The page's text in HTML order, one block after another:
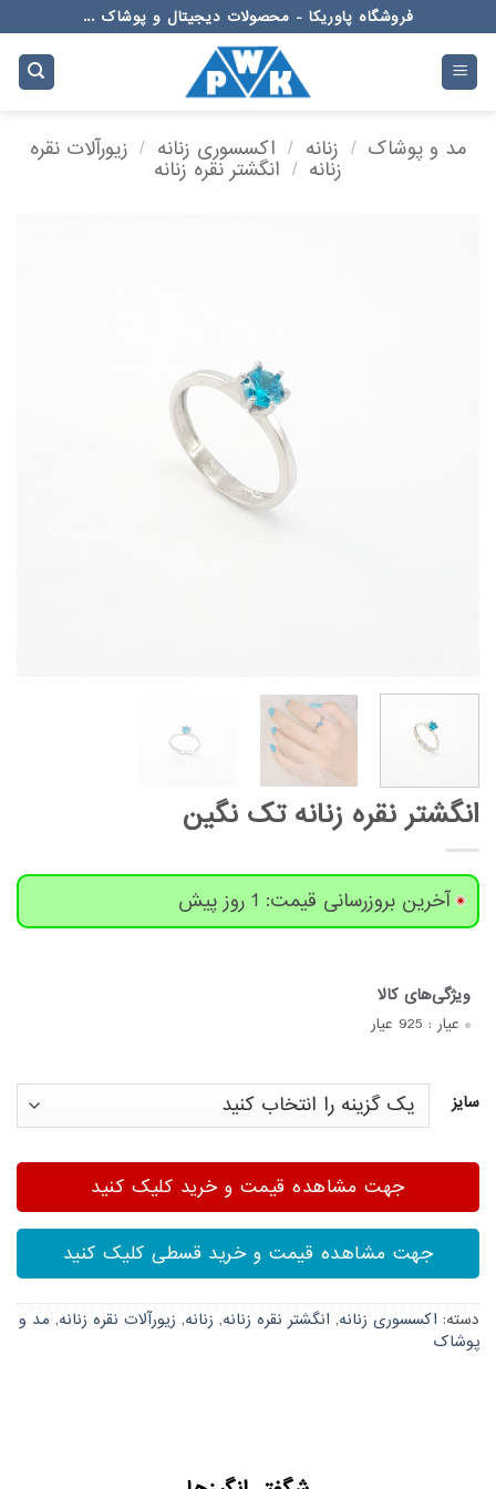
to
content
فروشگاه پاوریکا - محصولات دیجیتال و پوشاک ...
مد و پوشاک / زنانه / اکسسوری زنانه / زیورآلات نقره
زنانه / انگشتر نقره زنانه
انگشتر نقره زنانه تک نگین
آخرین بروزرسانی قیمت: 1 روز پیش
عیار : 925 عیار
سایز
جهت مشاهده قیمت و خرید کلیک کنید
جهت مشاهده قیمت و خرید قسطی کلیک کنید
دسته: اکسسوری زنانه, انگشتر نقره زنانه, زنانه, زیورآلات نقره زنانه, مد و
پوشاک